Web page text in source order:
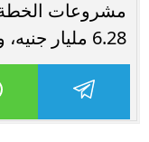
مشروعات الخطة
6.28 مليار جنيه، وذلك لبنود الإحلال والتجديد.